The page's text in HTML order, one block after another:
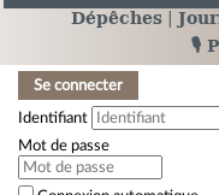
Dépêches
🎙️
Se connecter
Identifiant
Mot de passe